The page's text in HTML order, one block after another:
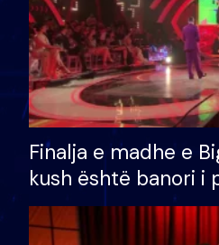
Finalja e madhe e
kush është banori i
shtëpinë dhe
të fituar çmimin e